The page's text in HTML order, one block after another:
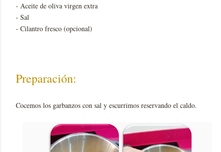
- Aceite de oliva virgen extra
- Sal
- Cilantro fresco (opcional)
Preparación:
Cocemos los garbanzos con sal y escurrimos reservando el caldo.